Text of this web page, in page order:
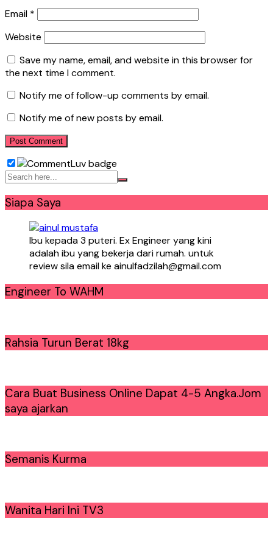
Email *
Website
Save my name, email, and website in this browser for
the next time I comment.
Notify me of follow-up comments by email.
Notify me of new posts by email.
Siapa Saya
Ibu kepada 3 puteri. Ex Engineer yang kini
adalah ibu yang bekerja dari rumah. untuk
review sila email ke ainulfadzilah@gmail.com
Engineer To WAHM
Rahsia Turun Berat 18kg
Cara Buat Business Online Dapat 4-5 Angka.Jom
saya ajarkan
Semanis Kurma
Wanita Hari Ini TV3